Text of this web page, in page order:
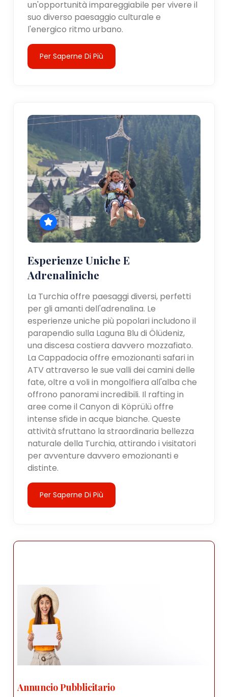
un'opportunità impareggiabile per vivere il
suo diverso paesaggio culturale e
l'energico ritmo urbano.
Per Saperne Di Più
Esperienze Uniche E
Adrenaliniche
La Turchia offre paesaggi diversi, perfetti
per gli amanti dell'adrenalina. Le
esperienze uniche più popolari includono il
parapendio sulla Laguna Blu di Ölüdeniz,
una discesa costiera davvero mozzafiato.
La Cappadocia offre emozionanti safari in
ATV attraverso le sue valli dei camini delle
fate, oltre a voli in mongolfiera all'alba che
offrono panorami incredibili. Il rafting in
aree come il Canyon di Köprülü offre
intense sfide in acque bianche. Queste
attività sfruttano la straordinaria bellezza
naturale della Turchia, attirando i visitatori
per avventure davvero emozionanti e
distinte.
Per Saperne Di Più
Annuncio Pubblicitario